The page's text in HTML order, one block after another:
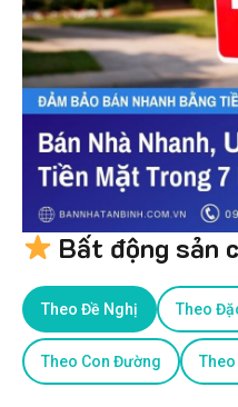
Bất động sản
Theo Đề Nghị Theo
Theo Con Đường